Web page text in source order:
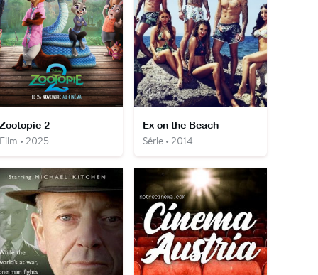
2
• 2025
Ex on the Beach
Série • 2014